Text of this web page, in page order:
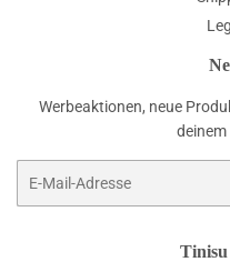
Werbeaktionen, neue
Tinisu